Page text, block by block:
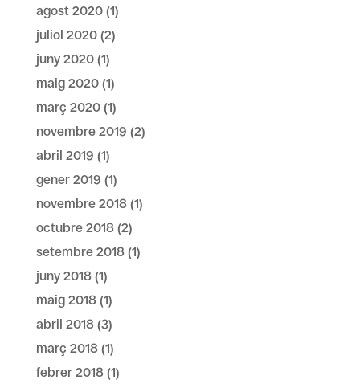
agost 2020(1)
juliol 2020(2)
juny 2020(1)
maig 2020(1)
març 2020(1)
novembre 2019 (2)
abril 2019 (1)
gener 2019 (1)
novembre 2018(1)
octubre 2018(2)
setembre 2018(1)
juny 2018(1)
maig 2018(1)
abril 2018(3)
març 2018(1)
febrer 2018(1)